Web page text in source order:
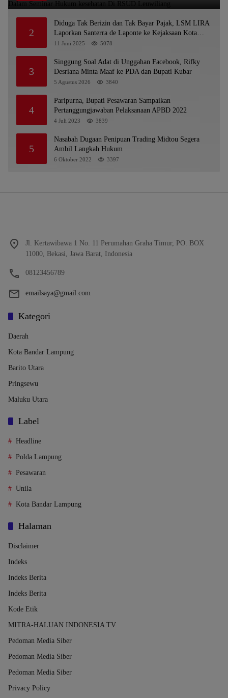
2
Diduga Tak Berizin dan Tak Bayar Pajak, LSM LIRA
Laporkan Santerra de Laponte ke Kejaksaan Kota
Batu
11 Juni 2025 5078
3
Singgung Soal Adat di Unggahan Facebook, Rifky
Desriana Minta Maaf ke PDA dan Bupati Kubar
5 Agustus 2026 3840
4
Paripurna, Bupati Pesawaran Sampaikan
Pertanggungjawaban Pelaksanaan APBD 2022
4 Juli 2023 3839
5
Nasabah Dugaan Penipuan Trading Midtou Segera
Ambil Langkah Hukum
6 Oktober 2022 3397
Jl. Kertawibawa 1 No. 11 Perumahan Graha Timur, PO. BOX
11000, Bekasi, Jawa Barat, Indonesia
08123456789
emailsaya@gmail.com
Kategori
Daerah
Kota Bandar Lampung
Barito Utara
Pringsewu
Maluku Utara
Label
Headline
Polda Lampung
Pesawaran
Unila
Kota Bandar Lampung
Halaman
Disclaimer
Indeks
Indeks Berita
Indeks Berita
Kode Etik
MITRA-HALUAN INDONESIA TV
Pedoman Media Siber
Pedoman Media Siber
Pedoman Media Siber
Privacy Policy